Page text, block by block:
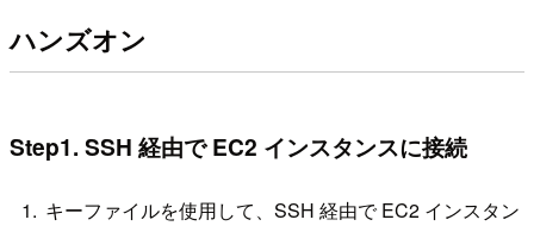
ハンズオン
Step1. SSH 経由で EC2 インスタンスに接続
キーファイルを使用して、SSH 経由で EC2 インスタン